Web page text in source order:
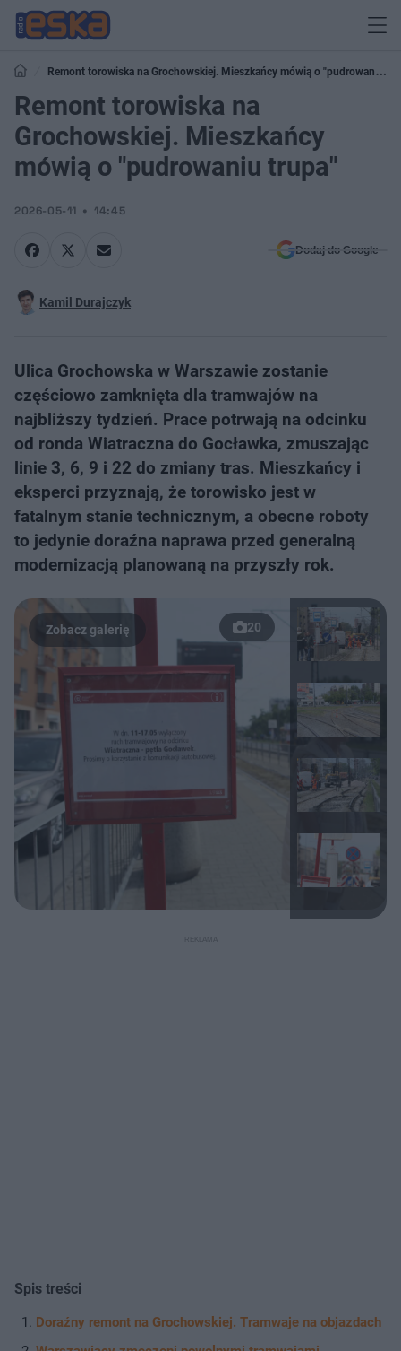
Remont torowiska na Grochowskiej. Mieszkańcy mówią o "pudrowaniu
trupa"
Remont torowiska na
Grochowskiej. Mieszkańcy
mówią o "pudrowaniu trupa"
2026-05-11 14:45
Dodaj do Google
Kamil Durajczyk
Ulica Grochowska w Warszawie zostanie
częściowo zamknięta dla tramwajów na
najbliższy tydzień. Prace potrwają na odcinku
od ronda Wiatraczna do Gocławka, zmuszając
linie 3, 6, 9 i 22 do zmiany tras. Mieszkańcy i
eksperci przyznają, że torowisko jest w
fatalnym stanie technicznym, a obecne roboty
to jedynie doraźna naprawa przed generalną
modernizacją planowaną na przyszły rok.
20
Spis treści
Doraźny remont na Grochowskiej. Tramwaje na objazdach